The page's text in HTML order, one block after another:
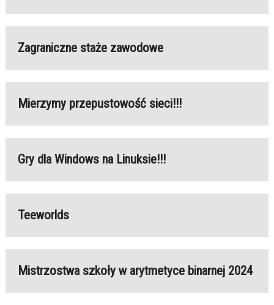
Zagraniczne staże zawodowe
Mierzymy przepustowość sieci!!!
Gry dla Windows na Linuksie!!!
Teeworlds
Mistrzostwa szkoły w arytmetyce binarnej 2024